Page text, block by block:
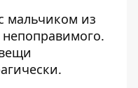
мальчиком из